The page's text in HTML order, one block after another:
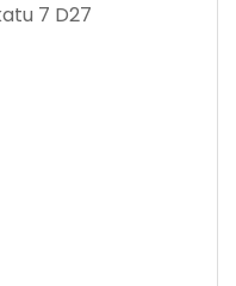
7 D27